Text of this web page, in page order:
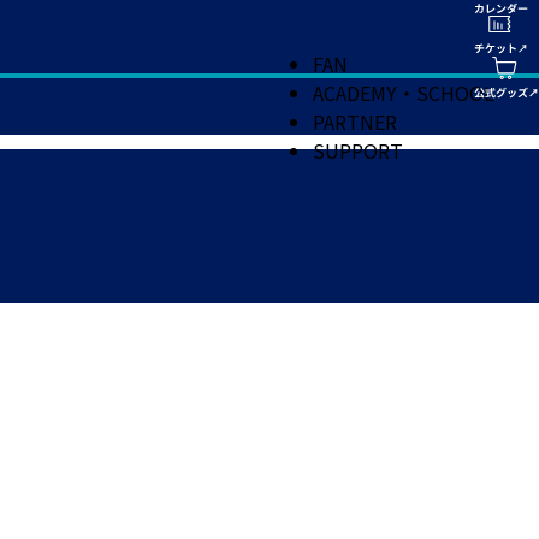
FAN
ACADEMY・SCHOOL
PARTNER
SUPPORT